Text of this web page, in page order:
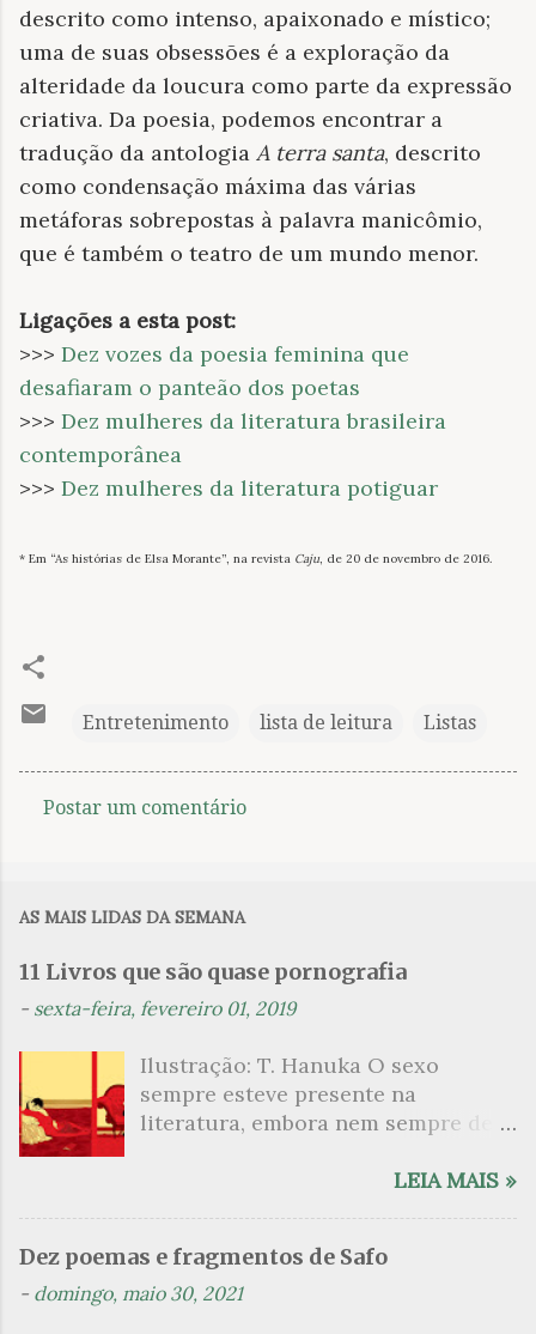
descrito como intenso, apaixonado e místico;
uma de suas obsessões é a exploração da
alteridade da loucura como parte da expressão
criativa. Da poesia, podemos encontrar a
tradução da antologia A terra santa, descrito
como condensação máxima das várias
metáforas sobrepostas à palavra manicômio,
que é também o teatro de um mundo menor.
Ligações a esta post:
>>> Dez vozes da poesia feminina que
desafiaram o panteão dos poetas
>>> Dez mulheres da literatura brasileira
contemporânea
>>> Dez mulheres da literatura potiguar
* Em “As histórias de Elsa Morante”, na revista Caju, de 20 de novembro de 2016.
Entretenimento lista de leitura Listas
n
t
i
o
Postar um comentário
AS MAIS LIDAS DA SEMANA
11 Livros que são quase pornografia
- sexta-feira, fevereiro 01, 2019
Ilustração: T. Hanuka O sexo
sempre esteve presente na
literatura, embora nem sempre de
que mergulharam em sua própria
psicanalítico e findaram por revelar
a partir dessa intimidade o lado
LEIA MAIS »
Dez poemas e fragmentos de Safo
- domingo, maio 30, 2021